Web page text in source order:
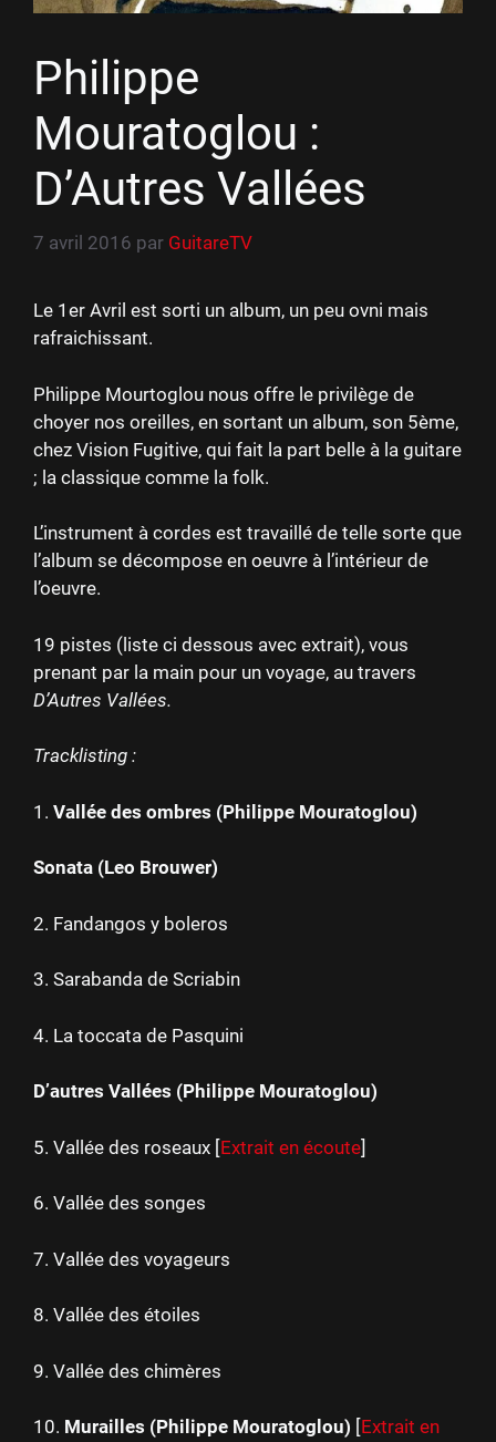
Philippe
Mouratoglou :
D’Autres Vallées
7 avril 2016 par GuitareTV
Le 1er Avril est sorti un album, un peu ovni mais
rafraichissant.
Philippe Mourtoglou nous offre le privilège de
choyer nos oreilles, en sortant un album, son 5ème,
chez Vision Fugitive, qui fait la part belle à la guitare
; la classique comme la folk.
L’instrument à cordes est travaillé de telle sorte que
l’album se décompose en oeuvre à l’intérieur de
l’oeuvre.
19 pistes (liste ci dessous avec extrait), vous
prenant par la main pour un voyage, au travers
D’Autres Vallées.
Tracklisting :
1. Vallée des ombres (Philippe Mouratoglou)
Sonata (Leo Brouwer)
2. Fandangos y boleros
3. Sarabanda de Scriabin
4. La toccata de Pasquini
D’autres Vallées (Philippe Mouratoglou)
5. Vallée des roseaux [Extrait en écoute]
6. Vallée des songes
7. Vallée des voyageurs
8. Vallée des étoiles
9. Vallée des chimères
10. Murailles (Philippe Mouratoglou) [Extrait en